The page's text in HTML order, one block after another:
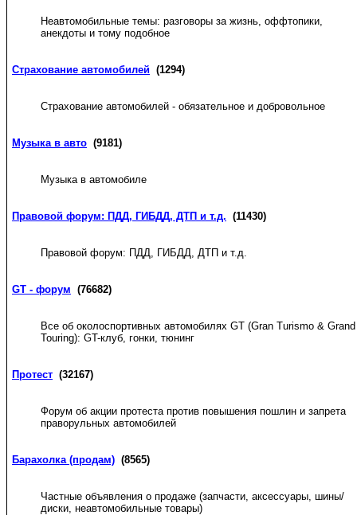
Неавтомобильные темы: разговоры за жизнь, оффтопики,
анекдоты и тому подобное
Страхование автомобилей (1294)
Страхование автомобилей - обязательное и добровольное
Музыка в авто (9181)
Музыка в автомобиле
Правовой форум: ПДД, ГИБДД, ДТП и т.д. (11430)
Правовой форум: ПДД, ГИБДД, ДТП и т.д.
GT - форум (76682)
Все об околоспортивных автомобилях GT (Gran Turismo & Grand
Touring): GT-клуб, гонки, тюнинг
Протест (32167)
Форум об акции протеста против повышения пошлин и запрета
праворульных автомобилей
Барахолка (продам) (8565)
Частные объявления о продаже (запчасти, аксессуары, шины/
диски, неавтомобильные товары)